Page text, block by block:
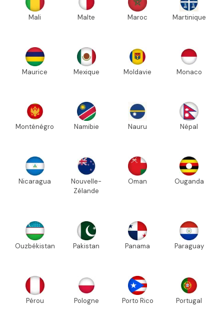
Mali Malte Maroc Martinique
Maurice Mexique Moldavie Monaco
Monténégro Namibie Nauru Népal
Nicaragua
Nouvelle-
Zélande
Oman Ouganda
Ouzbékistan Pakistan Panama Paraguay
Pérou Pologne Porto Rico Portugal